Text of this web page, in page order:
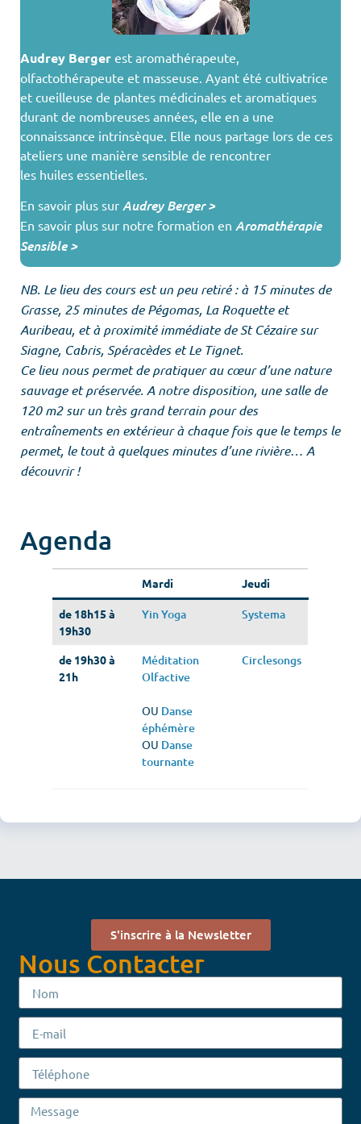
Audrey Berger est aromathérapeute,
olfactothérapeute et masseuse. Ayant été cultivatrice
et cueilleuse de plantes médicinales et aromatiques
durant de nombreuses années, elle en a une
connaissance intrinsèque. Elle nous partage lors de ces
ateliers une manière sensible de rencontrer
les huiles essentielles.
En savoir plus sur Audrey Berger >
En savoir plus sur notre formation en Aromathérapie
Sensible >
NB. Le lieu des cours est un peu retiré : à 15 minutes de
Grasse, 25 minutes de Pégomas, La Roquette et
Auribeau, et à proximité immédiate de St Cézaire sur
Siagne, Cabris, Spéracèdes et Le Tignet.
Ce lieu nous permet de pratiquer au cœur d’une nature
sauvage et préservée. A notre disposition, une salle de
120 m2 sur un très grand terrain pour des
entraînements en extérieur à chaque fois que le temps le
permet, le tout à quelques minutes d’une rivière… A
découvrir !
Agenda
Mardi Jeudi
de 18h15 à
19h30
Yin Yoga Systema
de 19h30 à
21h
Méditation
Olfactive
OU Danse
éphémère
OU Danse
tournante
Circlesongs
S'inscrire à la Newsletter
Nous Contacter